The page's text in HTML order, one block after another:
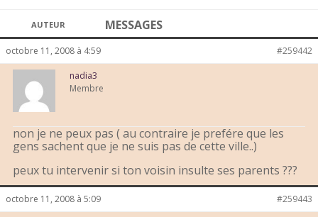
AUTEUR MESSAGES
octobre 11, 2008 à 4:59 #259442
nadia3
Membre
non je ne peux pas ( au contraire je prefére que les
gens sachent que je ne suis pas de cette ville..)
peux tu intervenir si ton voisin insulte ses parents ???
octobre 11, 2008 à 5:09 #259443